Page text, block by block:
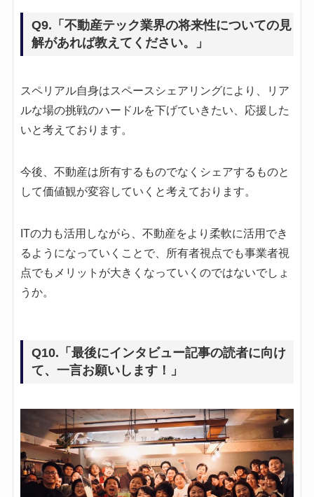
Q9.「不動産テック業界の将来性についての見
解があれば教えてください。」
スペリアル自身はスペースシェアリングにより、リア
ルな場の挑戦のハードルを下げていきたい、応援した
いと考えております。
今後、不動産は所有するものでなくシェアするものと
して価値観が変容していくと考えております。
ITの力も活用しながら、不動産をより柔軟に活用でき
るようになっていくことで、所有者視点でも事業者視
点でもメリットが大きくなっていくのではないでしょ
うか。
Q10.「最後にインタビュー記事の読者に向け
て、一言お願いします！」